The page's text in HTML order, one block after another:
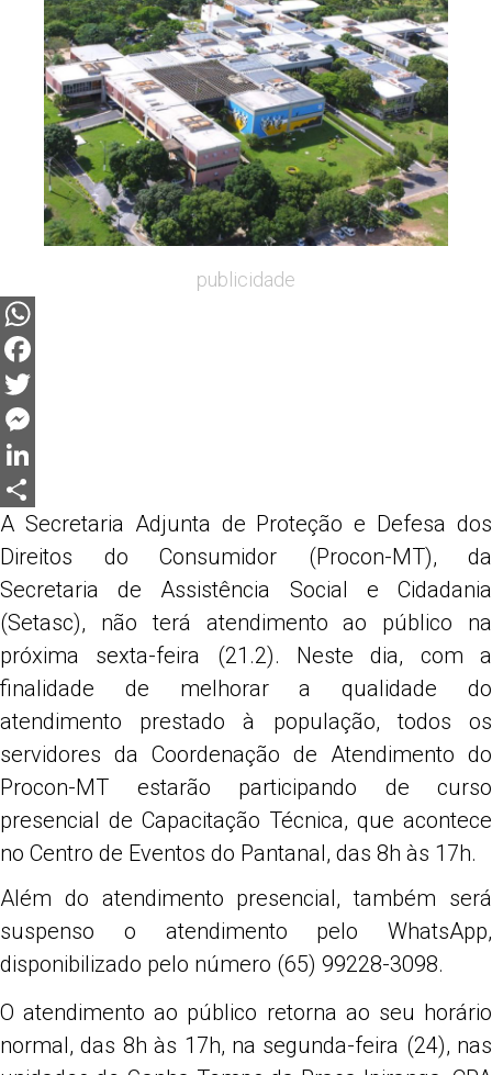
publicidade
WhatsApp
Facebook
Twitter
Messenger
LinkedIn
Share
A Secretaria Adjunta de Proteção e Defesa dos
Direitos do Consumidor (Procon-MT), da
Secretaria de Assistência Social e Cidadania
(Setasc), não terá atendimento ao público na
próxima sexta-feira (21.2). Neste dia, com a
finalidade de melhorar a qualidade do
atendimento prestado à população, todos os
servidores da Coordenação de Atendimento do
Procon-MT estarão participando de curso
presencial de Capacitação Técnica, que acontece
no Centro de Eventos do Pantanal, das 8h às 17h.
Além do atendimento presencial, também será
suspenso o atendimento pelo WhatsApp,
disponibilizado pelo número (65) 99228-3098.
O atendimento ao público retorna ao seu horário
normal, das 8h às 17h, na segunda-feira (24), nas